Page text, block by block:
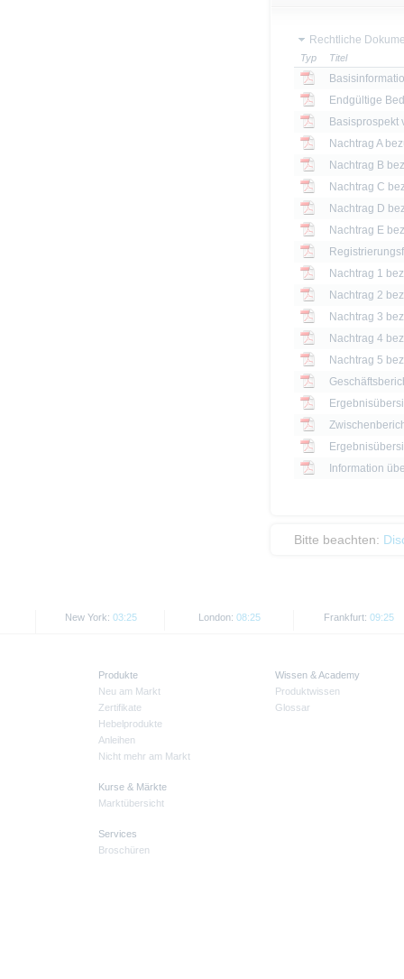
Rechtliche
Typ Titel
Endgültige
Basisprospekt
Nachtrag 1
Nachtrag 2
Nachtrag 3
Nachtrag 4
Nachtrag 5
Information
Bitte beachten:
New York: 03:25 London: 08:25 Frankfurt: 09:25
Produkte
Neu am Markt
Zertifikate
Hebelprodukte
Anleihen
Nicht mehr am Markt
Kurse & Märkte
Marktübersicht
Services
Broschüren
Wissen & Academy
Produktwissen
Glossar